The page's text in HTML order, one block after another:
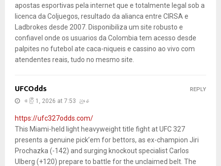
apostas esportivas pela internet que e totalmente legal sob a
licenca da Coljuegos, resultado da alianca entre CIRSA e
Ladbrokes desde 2007. Disponibiliza um site robusto e
confiavel onde os usuarios da Colombia tem acesso desde
palpites no futebol ate caca-niqueis e cassino ao vivo com
atendentes reais, tudo no mesmo site.
UFCOdds
ဧပြီ 1, 2026 at 7:53 ညနေ
https://ufc327odds.com/
This Miami-held light heavyweight title fight at UFC 327
presents a genuine pick’em for bettors, as ex-champion Jiri
Prochazka (-142) and surging knockout specialist Carlos
Ulberg (+120) prepare to battle for the unclaimed belt. The
REPLY